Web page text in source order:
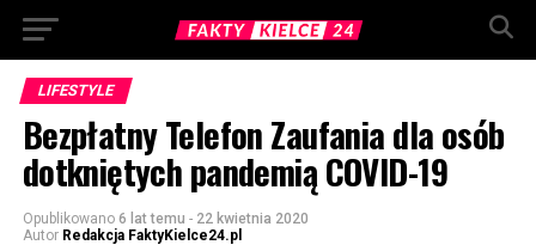
LIFESTYLE
Bezpłatny Telefon Zaufania dla osób
dotkniętych pandemią COVID-19
Opublikowano 6 lat temu - 22 kwietnia 2020
Autor Redakcja FaktyKielce24.pl